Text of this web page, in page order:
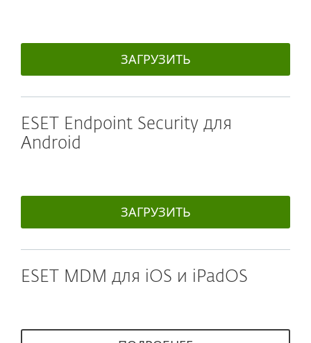
ЗАГРУЗИТЬ
ESET Endpoint Security для
Android
ЗАГРУЗИТЬ
ESET MDM для iOS и iPadOS